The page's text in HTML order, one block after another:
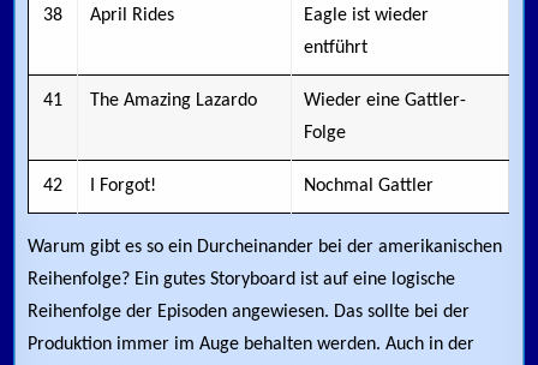
38 April Rides
Eagle ist wieder
entführt
41 The Amazing Lazardo
Wieder eine Gattler-
Folge
42 I Forgot! Nochmal Gattler
Warum gibt es so ein Durcheinander bei der amerikanischen
Reihenfolge? Ein gutes Storyboard ist auf eine logische
Reihenfolge der Episoden angewiesen. Das sollte bei der
Produktion immer im Auge behalten werden. Auch in der